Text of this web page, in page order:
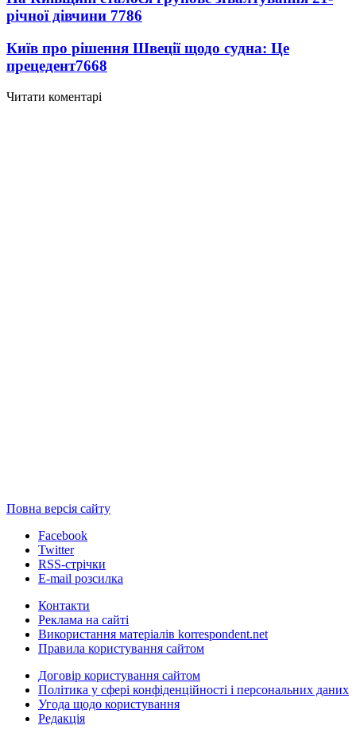
річної дівчини 7786
Київ про рішення Швеції щодо судна: Це
прецедент7668
Читати коментарі
Повна версія сайту
Facebook
Twitter
RSS-стрічки
E-mail розсилка
Контакти
Реклама на сайті
Використання матеріалів korrespondent.net
Правила користування сайтом
Договір користування сайтом
Політика у сфері конфіденційності і персональних даних
Угода щодо користування
Редакція